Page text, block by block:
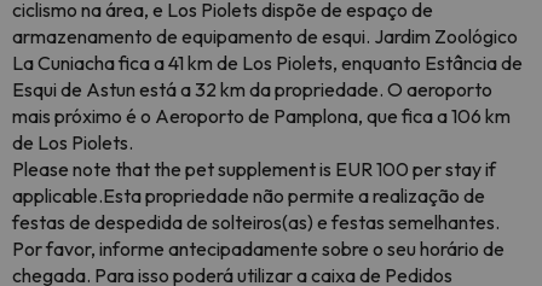
ciclismo na área, e Los Piolets dispõe de espaço de
armazenamento de equipamento de esqui. Jardim Zoológico
La Cuniacha fica a 41 km de Los Piolets, enquanto Estância de
Esqui de Astun está a 32 km da propriedade. O aeroporto
mais próximo é o Aeroporto de Pamplona, que fica a 106 km
de Los Piolets.
Please note that the pet supplement is EUR 100 per stay if
applicable.Esta propriedade não permite a realização de
festas de despedida de solteiros(as) e festas semelhantes.
Por favor, informe antecipadamente sobre o seu horário de
chegada. Para isso poderá utilizar a caixa de Pedidos